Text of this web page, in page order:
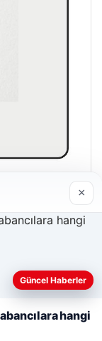
×
Güncel Haberler
hangi